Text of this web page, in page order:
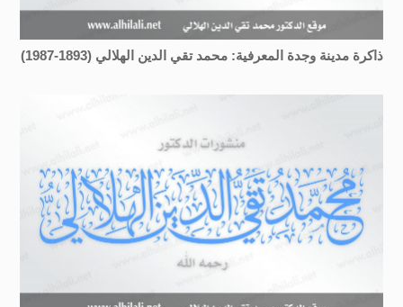
ذاكرة مدينة وجدة المعرفية: محمد تقي الدين الهلالي (1893-1987)